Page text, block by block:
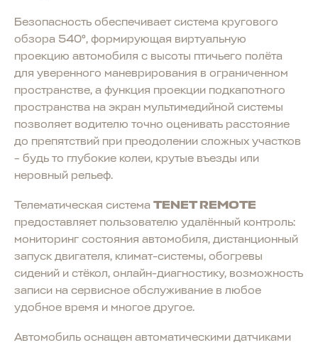
Безопасность обеспечивает система кругового
обзора 540°, формирующая виртуальную
проекцию автомобиля с высоты птичьего полёта
для уверенного маневрирования в ограниченном
пространстве, а функция проекции подкапотного
пространства на экран мультимедийной системы
позволяет водителю точно оценивать расстояние
до препятствий при преодолении сложных участков
– будь то глубокие колеи, крутые въезды или
неровный рельеф.
Телематическая система TENET REMOTE
предоставляет пользователю удалённый контроль:
мониторинг состояния автомобиля, дистанционный
запуск двигателя, климат-системы, обогревы
сидений и стёкол, онлайн-диагностику, возможность
записи на сервисное обслуживание в любое
удобное время и многое другое.
Автомобиль оснащен автоматическими датчиками